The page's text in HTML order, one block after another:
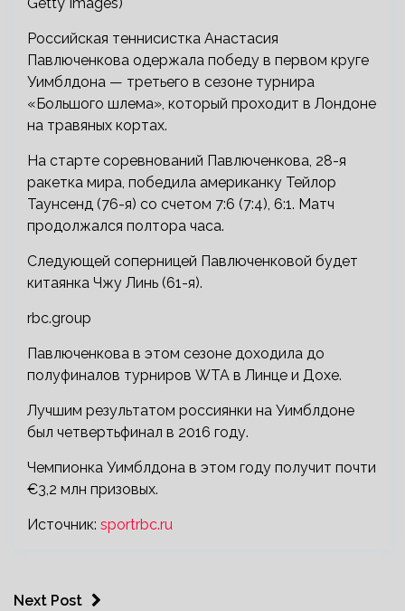
Российская теннисистка Анастасия
Павлюченкова одержала победу в первом круге
Уимблдона — третьего в сезоне турнира
«Большого шлема», который проходит в Лондоне
на травяных кортах.
На старте соревнований Павлюченкова, 28-я
ракетка мира, победила американку Тейлор
Таунсенд (76-я) со счетом 7:6 (7:4), 6:1. Матч
продолжался полтора часа.
Следующей соперницей Павлюченковой будет
китаянка Чжу Линь (61-я).
rbc.group
Павлюченкова в этом сезоне доходила до
полуфиналов турниров WTA в Линце и Дохе.
Лучшим результатом россиянки на Уимблдоне
был четвертьфинал в 2016 году.
Чемпионка Уимблдона в этом году получит почти
€3,2 млн призовых.
Источник: sportrbc.ru
Next Post